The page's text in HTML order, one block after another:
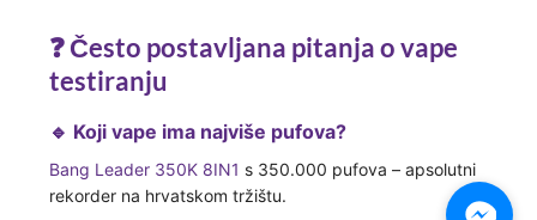
❓ Često postavljana pitanja o vape
testiranju
🔹 Koji vape ima najviše pufova?
Bang Leader 350K 8IN1 s 350.000 pufova – apsolutni
rekorder na hrvatskom tržištu.